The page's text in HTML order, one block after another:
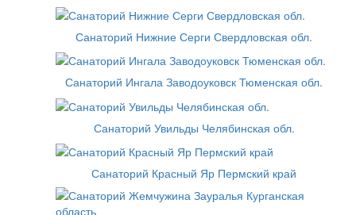
Санаторий Нижние Серги Свердловская обл.
Санаторий Ингала Заводоуковск Тюменская обл.
Санаторий Увильды Челябинская обл.
Санаторий Красный Яр Пермский край